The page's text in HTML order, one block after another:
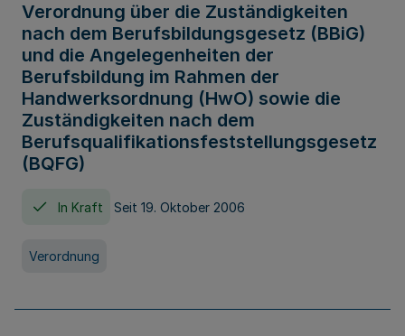
Verordnung über die Zuständigkeiten
nach dem Berufsbildungsgesetz (BBiG)
und die Angelegenheiten der
Berufsbildung im Rahmen der
Handwerksordnung (HwO) sowie die
Zuständigkeiten nach dem
Berufsqualifikationsfeststellungsgesetz
(BQFG)
In Kraft Seit 19. Oktober 2006
Verordnung